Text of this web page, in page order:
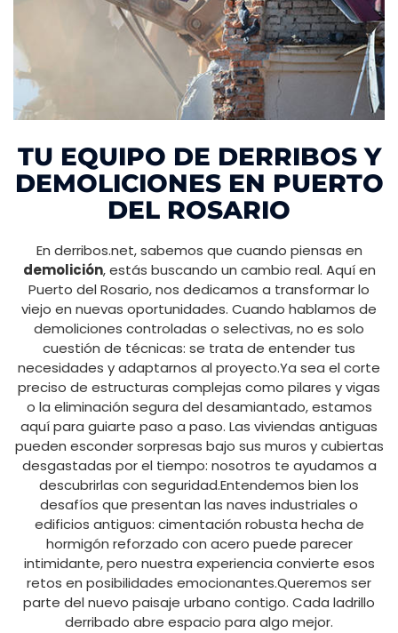
TU EQUIPO DE DERRIBOS Y
DEMOLICIONES EN PUERTO
DEL ROSARIO
En derribos.net, sabemos que cuando piensas en
demolición, estás buscando un cambio real. Aquí en
Puerto del Rosario, nos dedicamos a transformar lo
viejo en nuevas oportunidades. Cuando hablamos de
demoliciones controladas o selectivas, no es solo
cuestión de técnicas: se trata de entender tus
necesidades y adaptarnos al proyecto.Ya sea el corte
preciso de estructuras complejas como pilares y vigas
o la eliminación segura del desamiantado, estamos
aquí para guiarte paso a paso. Las viviendas antiguas
pueden esconder sorpresas bajo sus muros y cubiertas
desgastadas por el tiempo: nosotros te ayudamos a
descubrirlas con seguridad.Entendemos bien los
desafíos que presentan las naves industriales o
edificios antiguos: cimentación robusta hecha de
hormigón reforzado con acero puede parecer
intimidante, pero nuestra experiencia convierte esos
retos en posibilidades emocionantes.Queremos ser
parte del nuevo paisaje urbano contigo. Cada ladrillo
derribado abre espacio para algo mejor.